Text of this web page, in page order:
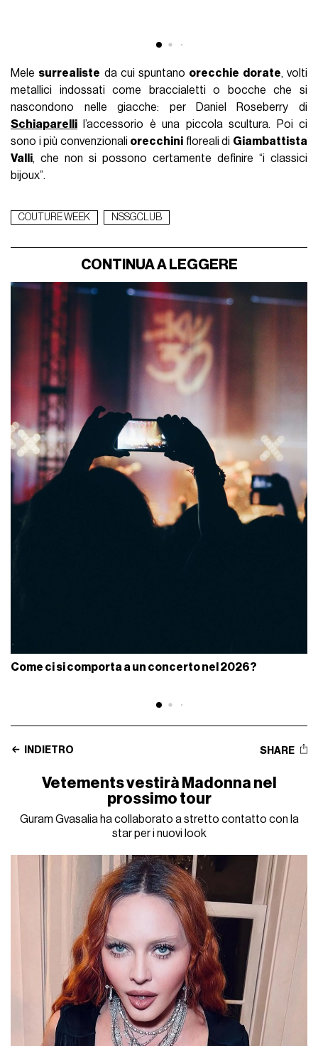
Mele surrealiste da cui spuntano orecchie dorate, volti
metallici indossati come braccialetti o bocche che si
nascondono nelle giacche: per Daniel Roseberry di
Schiaparelli l’accessorio è una piccola scultura. Poi ci
sono i più convenzionali orecchini floreali di Giambattista
Valli, che non si possono certamente definire “i classici
bijoux”.
COUTURE WEEK NSSGCLUB
CONTINUA A LEGGERE
Come ci si comporta a un concerto nel 2026?
INDIETRO SHARE
Vetements vestirà Madonna nel
prossimo tour
Guram Gvasalia ha collaborato a stretto contatto con la
star per i nuovi look